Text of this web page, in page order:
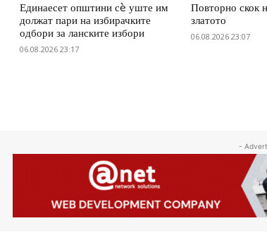
Единаесет општини сè уште им
должат пари на избирачките
одбори за ланските избори
06.08.2026 23:17
Повторно скок
златото
06.08.2026 23:07
-